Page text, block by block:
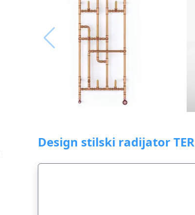
Design stilski radijator